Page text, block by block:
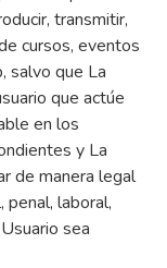
transmitir,
cursos, eventos
salvo que La
que actúe
en los
y La
de manera legal
penal, laboral,
sea